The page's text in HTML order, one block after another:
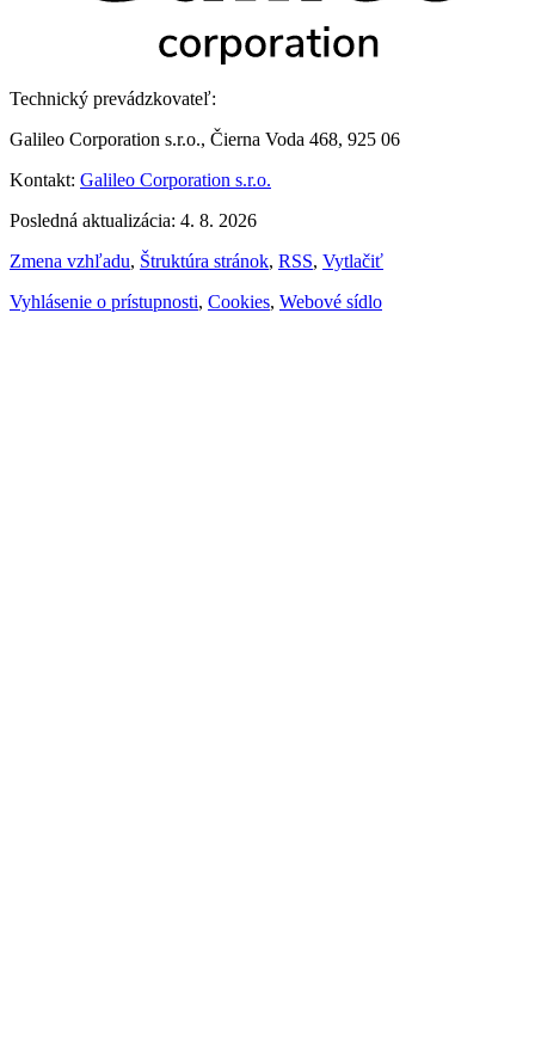
Technický prevádzkovateľ:
Galileo Corporation s.r.o., Čierna Voda 468, 925 06
Kontakt: Galileo Corporation s.r.o.
Posledná aktualizácia: 4. 8. 2026
Zmena vzhľadu, Štruktúra stránok, RSS, Vytlačiť
Vyhlásenie o prístupnosti, Cookies, Webové sídlo